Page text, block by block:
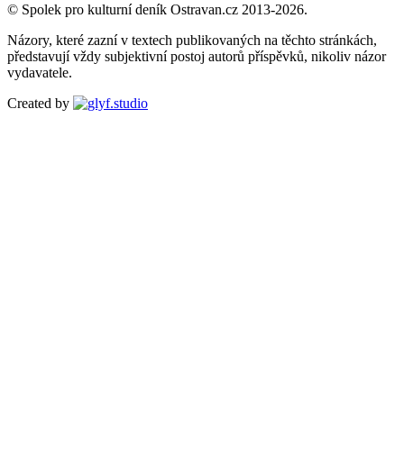
© Spolek pro kulturní deník Ostravan.cz 2013-2026.
Názory, které zazní v textech publikovaných na těchto stránkách,
představují vždy subjektivní postoj autorů příspěvků, nikoliv názor
vydavatele.
Created by